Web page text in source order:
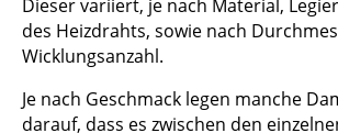
Dieser variiert, je nach Material,
des Heizdrahts, sowie nach
Wicklungsanzahl.
Je nach Geschmack legen manche
darauf, dass es zwischen den